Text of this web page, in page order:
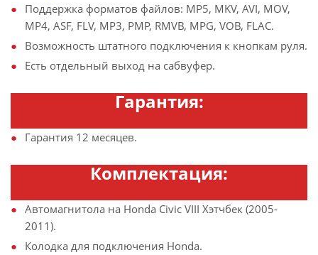
Поддержка форматов файлов: MP5, MKV, AVI, MOV,
MP4, ASF, FLV, MP3, PMP, RMVB, MPG, VOB, FLAC.
Возможность штатного подключения к кнопкам руля.
Есть отдельный выход на сабвуфер.
Гарантия:
Гарантия 12 месяцев.
Комплектация:
Автомагнитола на Honda Civic VIII Хэтчбек (2005-
2011).
Колодка для подключения Honda.